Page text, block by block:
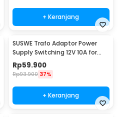
+ Keranjang
SUSWE Trafo Adaptor Power
Supply Switching 12V 10A for
Modul LED CCTV - S-120-12
Rp59.900
Rp93.900 37%
+ Keranjang